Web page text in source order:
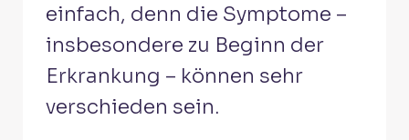
einfach, denn die Symptome –
insbesondere zu Beginn der
Erkrankung – können sehr
verschieden sein.